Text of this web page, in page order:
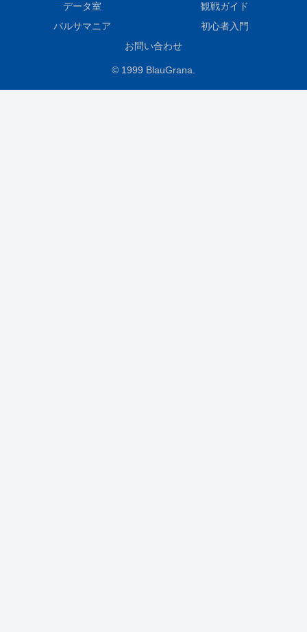
データ室
観戦ガイド
バルサマニア
初心者入門
お問い合わせ
© 1999 BlauGrana.